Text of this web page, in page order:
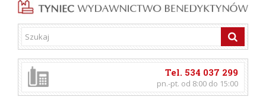
Tel. 534 037 299
pn.-pt. od 8:00 do 15:00